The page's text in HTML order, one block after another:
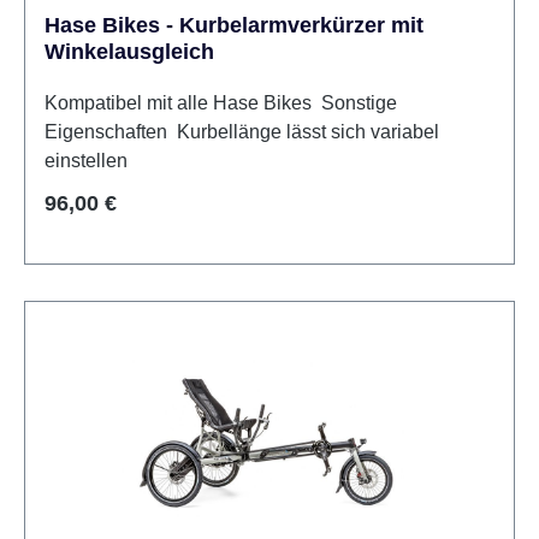
Hase Bikes - Kurbelarmverkürzer mit
Winkelausgleich
Kompatibel mit alle Hase Bikes Sonstige
Eigenschaften Kurbellänge lässt sich variabel
Regulärer Preis:
96,00 €